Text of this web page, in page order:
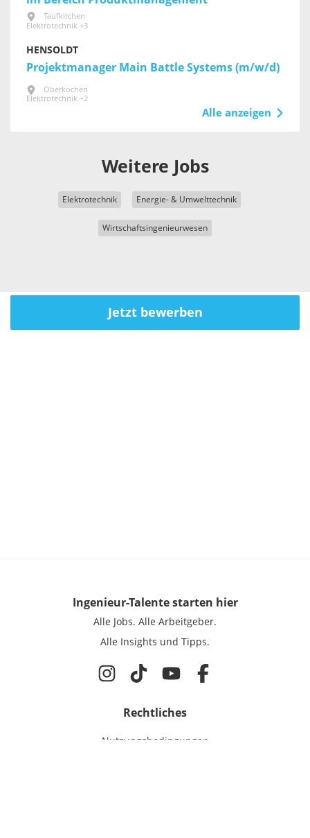
Taufkirchen
Elektrotechnik +3
HENSOLDT
Projektmanager Main Battle Systems (m/w/d)
Oberkochen
Elektrotechnik +2
Alle anzeigen
Weitere Jobs
Elektrotechnik Energie- & Umwelttechnik
Wirtschaftsingenieurwesen
Jetzt bewerben
Ingenieur-Talentestarten hier
Alle Jobs. Alle Arbeitgeber.
Alle Insights und Tipps.
Rechtliches
Nutzungsbedingungen